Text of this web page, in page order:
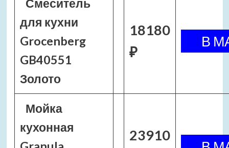
Смеситель
для кухни
Grocenberg
GB40551
Золото
18180
₽
Мойка
кухонная
23910